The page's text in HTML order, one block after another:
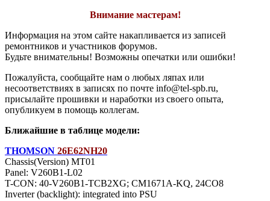
Внимание мастерам!
Информация на этом сайте накапливается из записей
ремонтников и участников форумов.
Будьте внимательны! Возможны опечатки или ошибки!
Пожалуйста, сообщайте нам о любых ляпах или
несоответствиях в записях по почте info@tel-spb.ru,
присылайте прошивки и наработки из своего опыта,
опубликуем в помощь коллегам.
Ближайшие в таблице модели:
THOMSON 26E62NH20
Chassis(Version) MT01
Panel: V260B1-L02
T-CON: 40-V260B1-TCB2XG; CM1671A-KQ, 24CO8
Inverter (backlight): integrated into PSU